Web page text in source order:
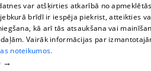
00:30:39
par sekmīgu atzīts
var atšķirties atkarībā no
brīdī ir iespēja piekrist, atteikties
kā arī tās atsaukšana vai
Vairāk informācijas par
noteikumos.
→